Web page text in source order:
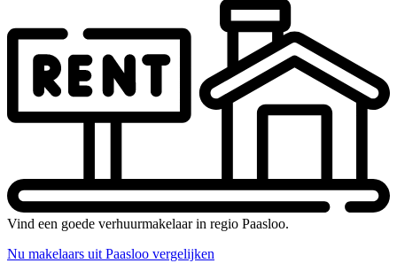
Vind een goede verhuurmakelaar in regio Paasloo.
Nu makelaars uit Paasloo vergelijken